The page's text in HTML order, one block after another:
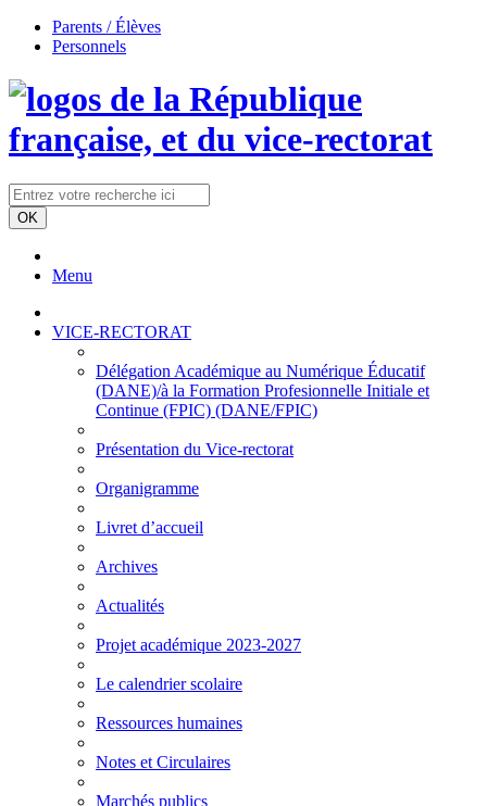
Parents / Élèves
Personnels
Menu
VICE-RECTORAT
Délégation Académique au Numérique Éducatif
(DANE)/à la Formation Profesionnelle Initiale et
Continue (FPIC) (DANE/FPIC)
Présentation du Vice-rectorat
Organigramme
Livret d’accueil
Archives
Actualités
Projet académique 2023-2027
Le calendrier scolaire
Ressources humaines
Notes et Circulaires
Marchés publics